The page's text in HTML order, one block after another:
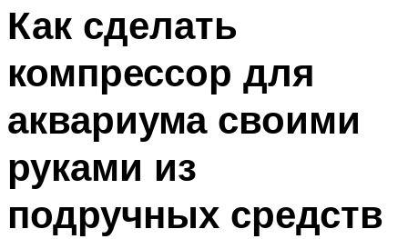
Как сделать
компрессор для
аквариума своими
руками из
подручных средств